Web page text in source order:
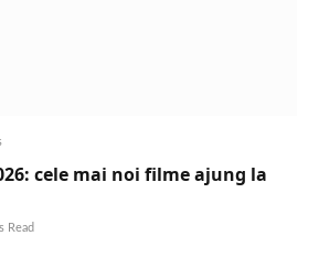
cele mai noi filme ajung la
Read